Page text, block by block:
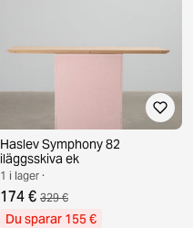
Haslev Symphony 82
iläggsskiva ek
1 i lager ·
174 € 329 €
Du sparar 155 €